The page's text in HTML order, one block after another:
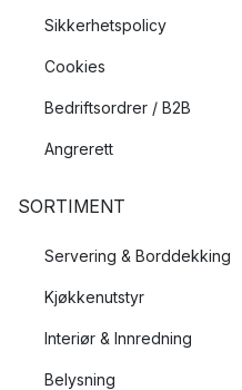
Sikkerhetspolicy
Cookies
Bedriftsordrer / B2B
Angrerett
SORTIMENT
Servering & Borddekking
Kjøkkenutstyr
Interiør & Innredning
Belysning